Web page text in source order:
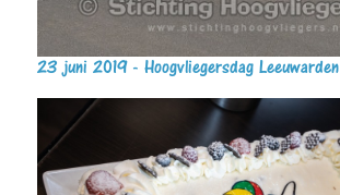
23 juni 2019 - Hoogvliegersdag Leeuwarden